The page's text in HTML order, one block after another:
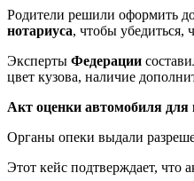
Родители решили оформить
нотариуса, чтобы убедиться,
Эксперты Федерации
цвет кузова, наличие
Акт оценки автомобиля для
Органы опеки выдали
Этот кейс подтверждает, что